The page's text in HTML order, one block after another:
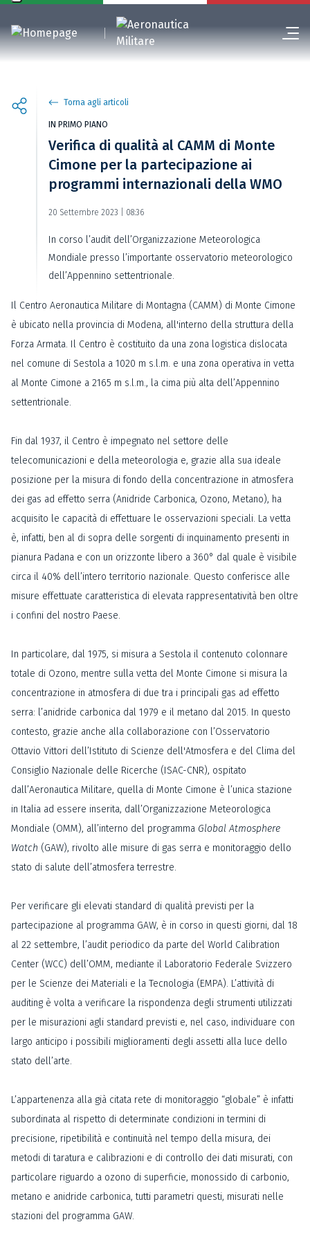
Torna agli articoli
IN PRIMO PIANO
Verifica di qualità al CAMM di Monte
Cimone per la partecipazione ai
programmi internazionali della WMO
20 Settembre 2023 | 08:36
In corso l’audit dell’Organizzazione Meteorologica
Mondiale presso l’importante osservatorio meteorologico
dell’Appennino settentrionale.
Il Centro Aeronautica Militare di Montagna (CAMM) di Monte Cimone
è ubicato nella provincia di Modena, all'interno della struttura della
Forza Armata. Il Centro è costituito da una zona logistica dislocata
nel comune di Sestola a 1020 m s.l.m. e una zona operativa in vetta
al Monte Cimone a 2165 m s.l.m., la cima più alta dell’Appennino
settentrionale.
Fin dal 1937, il Centro è impegnato nel settore delle
telecomunicazioni e della meteorologia e, grazie alla sua ideale
posizione per la misura di fondo della concentrazione in atmosfera
dei gas ad effetto serra (Anidride Carbonica, Ozono, Metano), ha
acquisito le capacità di effettuare le osservazioni speciali. La vetta
è, infatti, ben al di sopra delle sorgenti di inquinamento presenti in
pianura Padana e con un orizzonte libero a 360° dal quale è visibile
circa il 40% dell’intero territorio nazionale. Questo conferisce alle
misure effettuate caratteristica di elevata rappresentatività ben oltre
i confini del nostro Paese.
In particolare, dal 1975, si misura a Sestola il contenuto colonnare
totale di Ozono, mentre sulla vetta del Monte Cimone si misura la
concentrazione in atmosfera di due tra i principali gas ad effetto
serra: l’anidride carbonica dal 1979 e il metano dal 2015. In questo
contesto, grazie anche alla collaborazione con l’Osservatorio
Ottavio Vittori dell’Istituto di Scienze dell'Atmosfera e del Clima del
Consiglio Nazionale delle Ricerche (ISAC-CNR), ospitato
dall’Aeronautica Militare, quella di Monte Cimone è l’unica stazione
in Italia ad essere inserita, dall’Organizzazione Meteorologica
Mondiale (OMM), all’interno del programma Global Atmosphere
Watch (GAW), rivolto alle misure di gas serra e monitoraggio dello
stato di salute dell’atmosfera terrestre.
Per verificare gli elevati standard di qualità previsti per la
partecipazione al programma GAW, è in corso in questi giorni, dal 18
al 22 settembre, l’audit periodico da parte del World Calibration
Center (WCC) dell’OMM, mediante il Laboratorio Federale Svizzero
per le Scienze dei Materiali e la Tecnologia (EMPA). L’attività di
auditing è volta a verificare la rispondenza degli strumenti utilizzati
per le misurazioni agli standard previsti e, nel caso, individuare con
largo anticipo i possibili miglioramenti degli assetti alla luce dello
stato dell’arte.
L’appartenenza alla già citata rete di monitoraggio “globale” è infatti
subordinata al rispetto di determinate condizioni in termini di
precisione, ripetibilità e continuità nel tempo della misura, dei
metodi di taratura e calibrazioni e di controllo dei dati misurati, con
particolare riguardo a ozono di superficie, monossido di carbonio,
metano e anidride carbonica, tutti parametri questi, misurati nelle
stazioni del programma GAW.